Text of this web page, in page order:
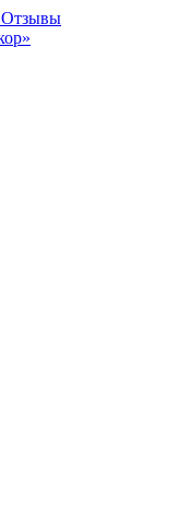
Отзывы